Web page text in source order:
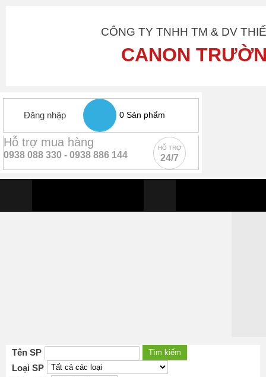
CÔNG TY TNHH TM & DV
CANON
Đăng nhập 0 Sản phẩm
Hỗ trợ mua hàng
0938 088 330 - 0938 886 144
HỖ TRỢ
24/7
Tên SP
Loại SP